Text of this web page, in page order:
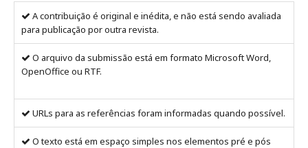
A contribuição é original e inédita, e não está sendo avaliada
para publicação por outra revista.
O arquivo da submissão está em formato Microsoft Word,
OpenOffice ou RTF.
URLs para as referências foram informadas quando possível.
O texto está em espaço simples nos elementos pré e pós